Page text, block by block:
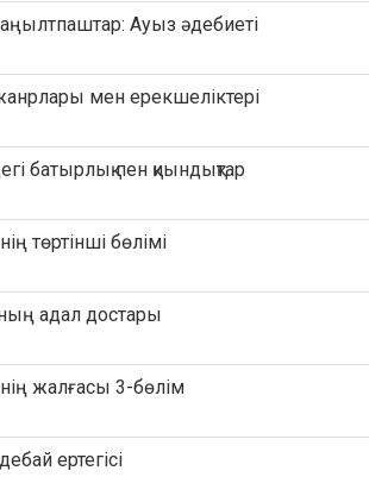
Ауыз әдебиеті
жанрлары мен ерекшеліктері
батырлық пен қиындықтар
төртінші бөлімі
адал достары
жалғасы 3-бөлім
ертегісі